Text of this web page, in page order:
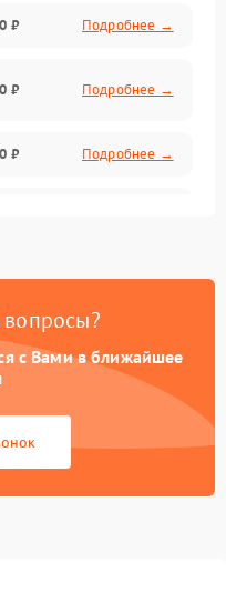
₽ Подробнее →
₽ Подробнее →
₽ Подробнее →
₽ Подробнее →
₽
вопросы?
с Вами в ближайшее